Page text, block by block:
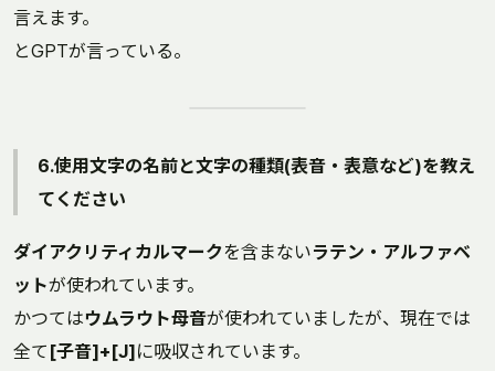
言えます。
とGPTが言っている。
6.使用文字の名前と文字の種類(表音・表意など)を教え
てください
ダイアクリティカルマークを含まないラテン・アルファベ
ットが使われています。
かつてはウムラウト母音が使われていましたが、現在では
全て [子音]+[J]に吸収されています。